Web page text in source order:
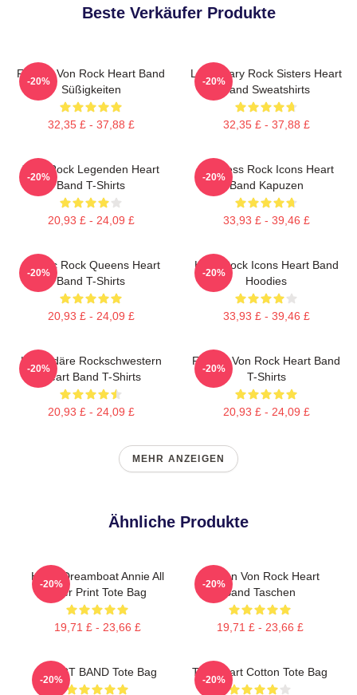
Beste Verkäufer Produkte
Frauen Von Rock Heart Band
Süßigkeiten
32,35 £ - 37,88 £
-20%
Legendary Rock Sisters Heart
Band Sweatshirts
32,35 £ - 37,88 £
-20%
70er Rock Legenden Heart
Band T-Shirts
20,93 £ - 24,09 £
-20%
Timeless Rock Icons Heart
Band Kapuzen
33,93 £ - 39,46 £
-20%
Classic Rock Queens Heart
Band T-Shirts
20,93 £ - 24,09 £
-20%
Hard Rock Icons Heart Band
Hoodies
33,93 £ - 39,46 £
-20%
Legendäre Rockschwestern
Heart Band T-Shirts
20,93 £ - 24,09 £
-20%
Frauen Von Rock Heart Band
T-Shirts
20,93 £ - 24,09 £
-20%
MEHR ANZEIGEN
Ähnliche Produkte
Heart Dreamboat Annie All
Over Print Tote Bag
19,71 £ - 23,66 £
-20%
Frauen Von Rock Heart
Band Taschen
19,71 £ - 23,66 £
-20%
HEART BAND Tote Bag
-20%
The Heart Cotton Tote Bag
-20%